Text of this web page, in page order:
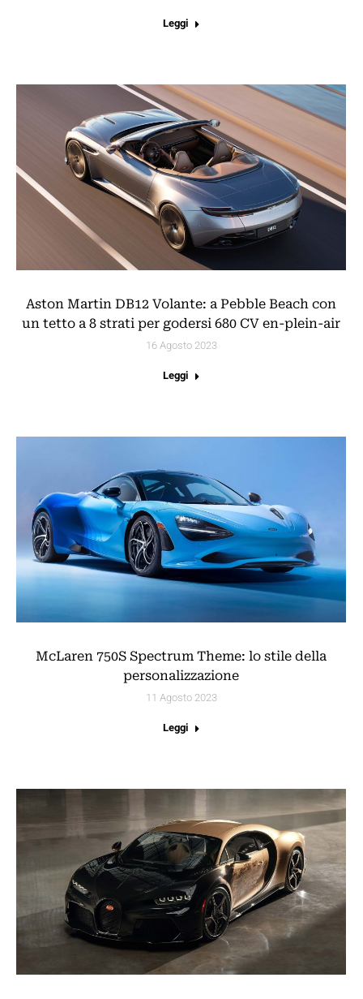
Leggi
Aston Martin DB12 Volante: a Pebble Beach con
un tetto a 8 strati per godersi 680 CV en-plein-air
16 Agosto 2023
Leggi
McLaren 750S Spectrum Theme: lo stile della
personalizzazione
11 Agosto 2023
Leggi